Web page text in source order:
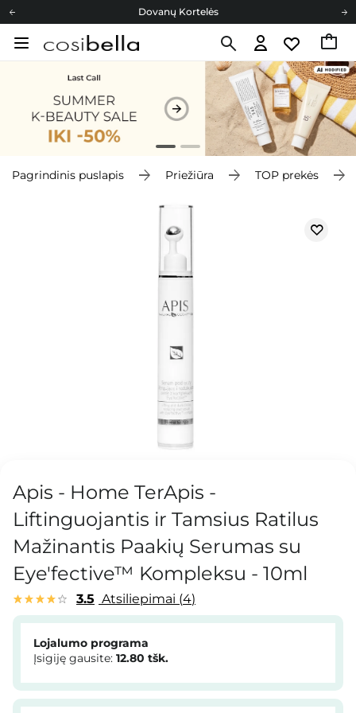
Dovanų Kortelės
Cosibella lojalumo programa
Dovanų Kortelės
Pagrindinis puslapis Priežiūra TOP prekės
Apis - Home TerApis -
Liftinguojantis ir Tamsius Ratilus
Mažinantis Paakių Serumas su
Eye'fective™ Kompleksu - 10ml
3.5 Atsiliepimai 4
Lojalumo programa
Įsigiję gausite: 12.80 tšk.